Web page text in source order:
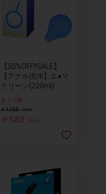
【50%OFF!!SALE】
【アナル洗浄】エ●マ
クリーン(220ml)
あと1個
￥1,155 (税込)
￥583 (税込)